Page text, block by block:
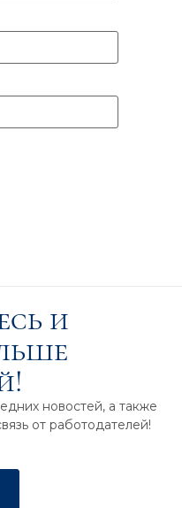
и
новостей, а также
от работодателей!